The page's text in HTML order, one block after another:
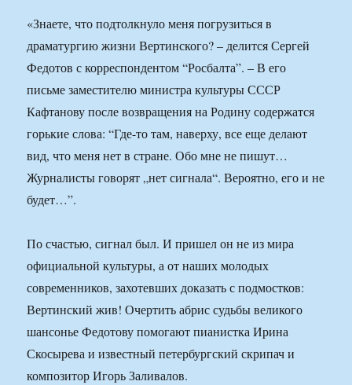
«Знаете, что подтолкнуло меня погрузиться в
драматургию жизни Вертинского? – делится Сергей
Федотов с корреспондентом “Росбалта”. – В его
письме заместителю министра культуры СССР
Кафтанову после возвращения на Родину содержатся
горькие слова: “Где-то там, наверху, все еще делают
вид, что меня нет в стране. Обо мне не пишут…
Журналисты говорят „нет сигнала“. Вероятно, его и не
будет…”.
По счастью, сигнал был. И пришел он не из мира
официальной культуры, а от наших молодых
современников, захотевших доказать с подмостков:
Вертинский жив! Очертить абрис судьбы великого
шансонье Федотову помогают пианистка Ирина
Скосырева и известный петербургский скрипач и
композитор Игорь Заливалов.